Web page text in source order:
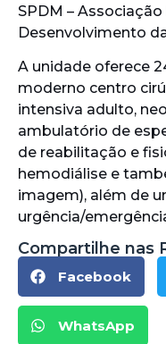
SPDM –
Desenvolvimento
A unidade oferece
moderno centro
intensiva adulto,
ambulatório de
de reabilitação e
hemodiálise e
imagem), além de
urgência/
Compartilhe nas
Facebook
WhatsApp